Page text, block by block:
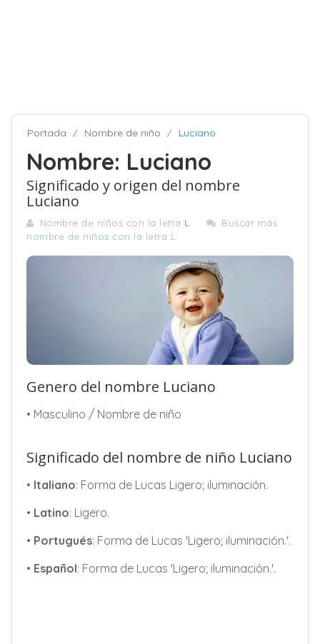
Portada Nombre de niño Luciano
Nombre: Luciano
Significado y origen del nombre
Luciano
Nombre de niños con la letra L
Buscar más
nombre de niños con la letra L
Genero del nombre Luciano
• Masculino / Nombre de niño
Significado del nombre de niño Luciano
• Italiano: Forma de Lucas Ligero; iluminación.
• Latino: Ligero.
• Portugués: Forma de Lucas 'Ligero; iluminación.'.
• Español: Forma de Lucas 'Ligero; iluminación.'.